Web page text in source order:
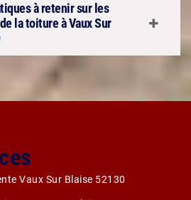
à retenir sur les
la toiture à Vaux Sur
Vaux Sur Blaise 52130